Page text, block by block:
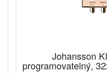
Johansson
programovatelný,